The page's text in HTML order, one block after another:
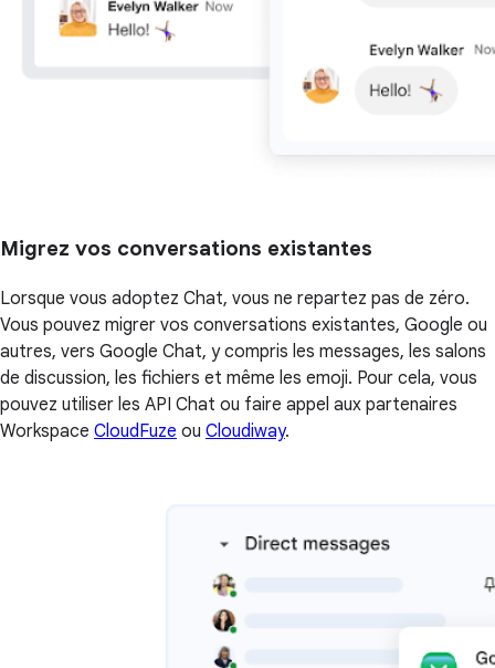
Migrez vos conversations existantes
Lorsque vous adoptez Chat, vous ne repartez pas de zéro.
Vous pouvez migrer vos conversations existantes, Google ou
autres, vers Google Chat, y compris les messages, les salons
de discussion, les fichiers et même les emoji. Pour cela, vous
pouvez utiliser les API Chat ou faire appel aux partenaires
Workspace CloudFuze ou Cloudiway.